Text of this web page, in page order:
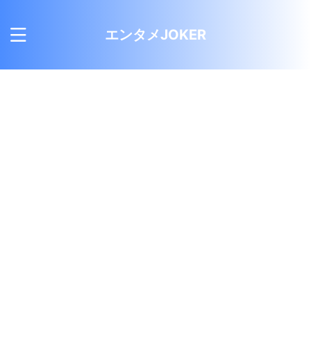
エンタメJOKER